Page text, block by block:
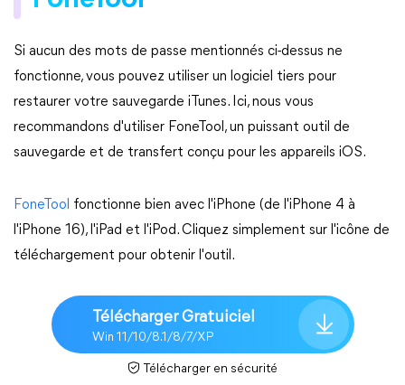
Si aucun des mots de passe mentionnés ci-dessus ne
fonctionne, vous pouvez utiliser un logiciel tiers pour
restaurer votre sauvegarde iTunes. Ici, nous vous
recommandons d'utiliser FoneTool, un puissant outil de
sauvegarde et de transfert conçu pour les appareils iOS.
FoneTool fonctionne bien avec l'iPhone (de l'iPhone 4 à
l'iPhone 16), l'iPad et l'iPod. Cliquez simplement sur l'icône de
téléchargement pour obtenir l'outil.
Télécharger Gratuiciel
Win 11/10/8.1/8/7/XP
Télécharger en sécurité